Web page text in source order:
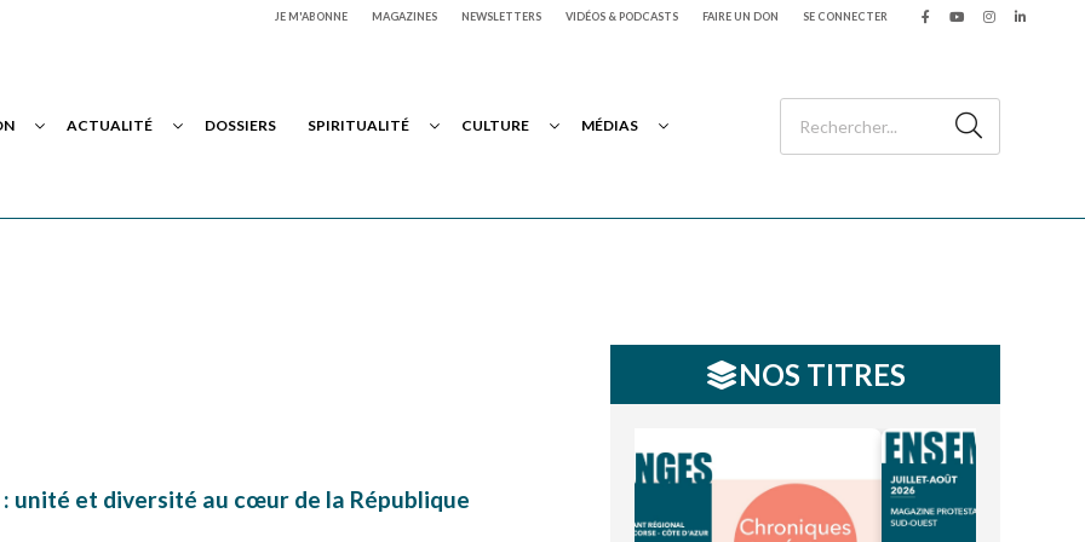
JE M'ABONNE MAGAZINES NEWSLETTERS VIDÉOS & PODCASTS FAIRE UN DON SE CONNECTER
ACTUALITÉ DOSSIERS SPIRITUALITÉ CULTURE MÉDIAS
unité et diversité au cœur de la République
NOS TITRES